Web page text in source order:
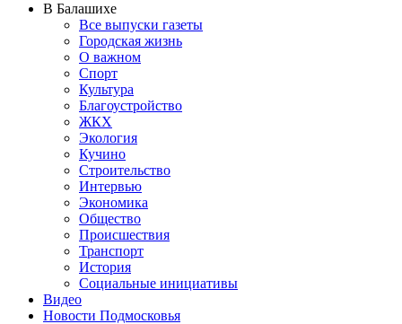
В Балашихе
Все выпуски газеты
Городская жизнь
О важном
Спорт
Культура
Благоустройство
ЖКХ
Экология
Кучино
Строительство
Интервью
Экономика
Общество
Происшествия
Транспорт
История
Социальные инициативы
Видео
Новости Подмосковья